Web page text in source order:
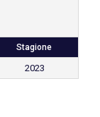
Stagione
2023